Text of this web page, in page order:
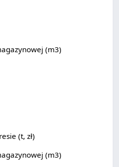
(m3)
(t, zł)
(m3)